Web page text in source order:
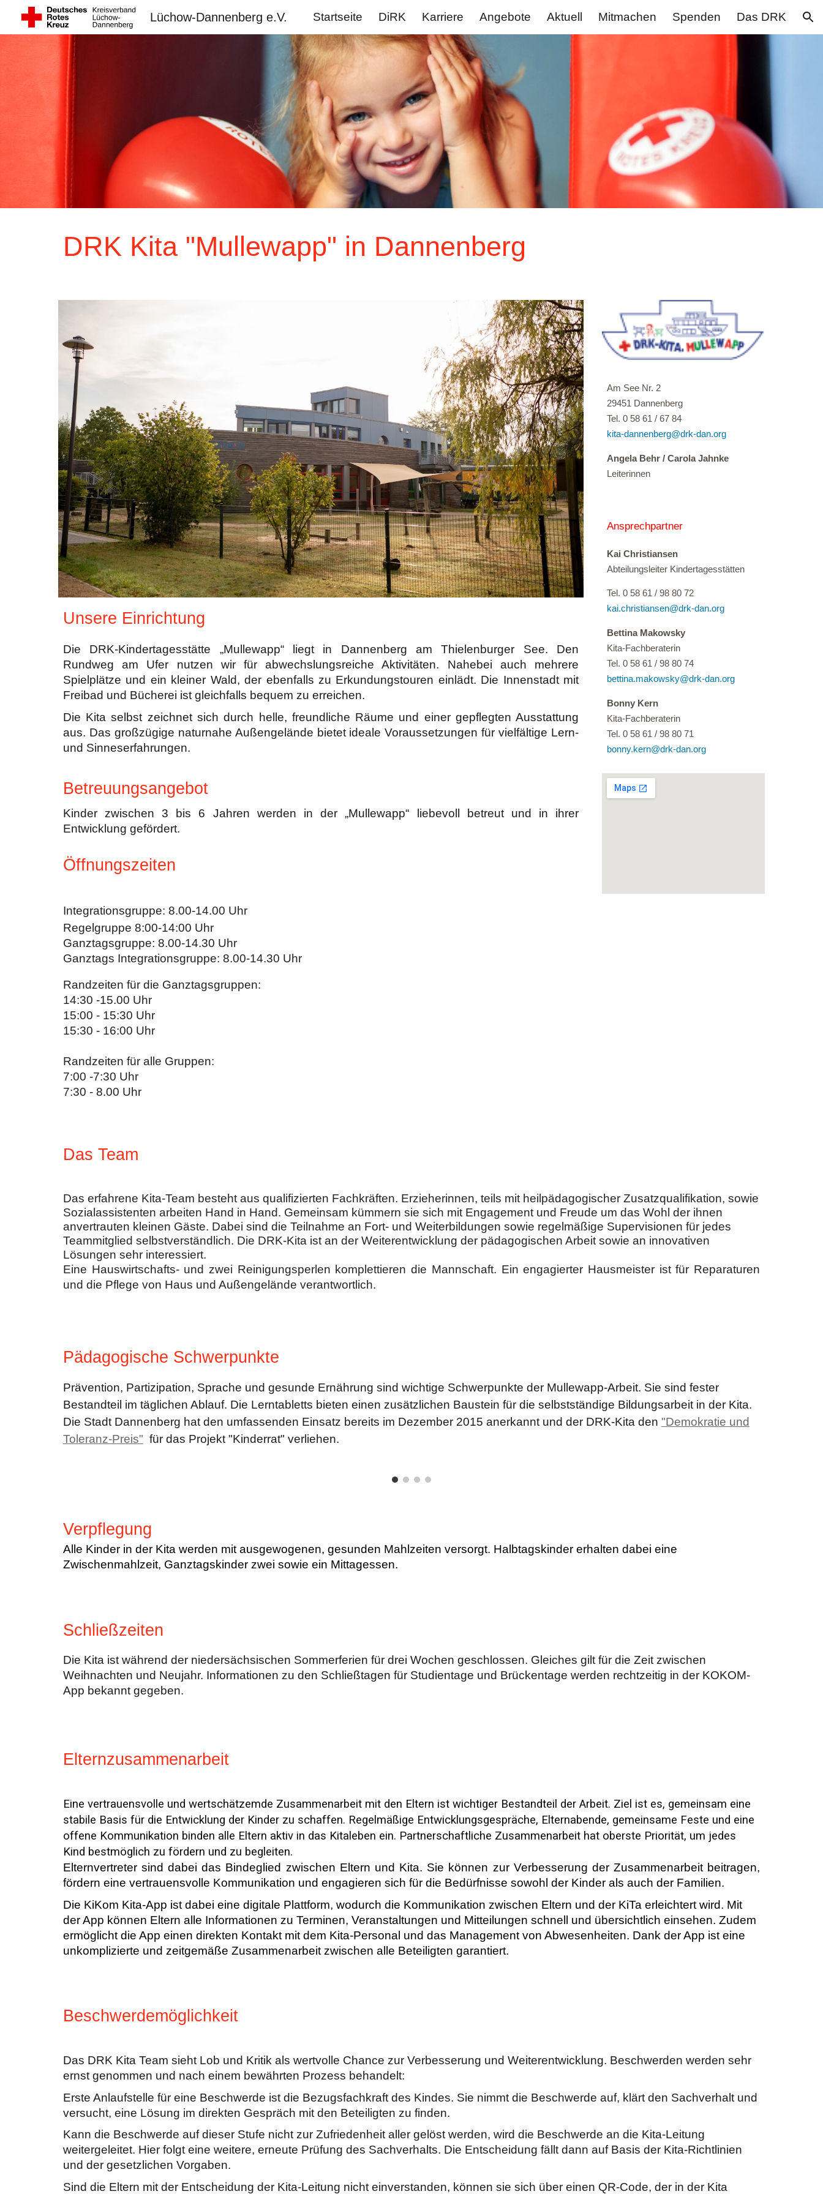
Skip to main content Skip to navigation
Lüchow-Dannenberg e.V. Startseite DiRK Karriere Angebote Aktuell Mitmachen Spenden Das DRK
DRK Kita "Mullewapp" in Dannenberg
Unsere Einrichtung
Die DRK-Kindertagesstätte „Mullewapp“ liegt in Dannenberg am Thielenburger See. Den
Rundweg am Ufer nutzen wir für abwechslungsreiche Aktivitäten. Nahebei auch mehrere
Spielplätze und ein kleiner Wald, der ebenfalls zu Erkundungstouren einlädt. Die Innenstadt mit
Freibad und Bücherei ist gleichfalls bequem zu erreichen.
Die Kita selbst zeichnet sich durch helle, freundliche Räume und einer gepflegten Ausstattung
aus. Das großzügige naturnahe Außengelände bietet ideale Voraussetzungen für vielfältige Lern-
und Sinneserfahrungen.
Betreuungsangebot
Kinder zwischen 3 bis 6 Jahren werden in der „Mullewapp“ liebevoll betreut und in ihrer
Entwicklung gefördert.
Öffnungszeiten
Integrationsgruppe: 8.00-14.00 Uhr
Regelgruppe 8:00-14:00 Uhr
Ganztagsgruppe: 8.00-14.30 Uhr
Ganztags Integrationsgruppe: 8.00-14.30 Uhr
Randzeiten für die Ganztagsgruppen:
14:30 -15.00 Uhr
15:00 - 15:30 Uhr
15:30 - 16:00 Uhr
Randzeiten für alle Gruppen:
7:00 -7:30 Uhr
7:30 - 8.00 Uhr
Am See Nr. 2
29451 Dannenberg
Tel. 0 58 61 / 67 84
kita-dannenberg@drk-dan.org
Angela Behr / Carola Jahnke
Leiterinnen
Ansprechpartner
Kai Christiansen
Abteilungsleiter Kindertagesstätten
Tel. 0 58 61 / 98 80 72
kai.christiansen@drk-dan.org
Bettina Makowsky
Kita-Fachberaterin
Tel. 0 58 61 / 98 80 74
bettina.makowsky@drk-dan.org
Bonny Kern
Kita-Fachberaterin
Tel. 0 58 61 / 98 80 71
bonny.kern@drk-dan.org
Das Team
Das erfahrene Kita-Team besteht aus qualifizierten Fachkräften. Erzieherinnen, teils mit heilpädagogischer Zusatzqualifikation, sowie
Sozialassistenten arbeiten Hand in Hand. Gemeinsam kümmern sie sich mit Engagement und Freude um das Wohl der ihnen
anvertrauten kleinen Gäste. Dabei sind die Teilnahme an Fort- und Weiterbildungen sowie regelmäßige Supervisionen für jedes
Teammitglied selbstverständlich. Die DRK-Kita ist an der Weiterentwicklung der pädagogischen Arbeit sowie an innovativen
Lösungen sehr interessiert.
Eine Hauswirtschafts- und zwei Reinigungsperlen komplettieren die Mannschaft. Ein engagierter Hausmeister ist für Reparaturen
und die Pflege von Haus und Außengelände verantwortlich.
Pädagogische Schwerpunkte
Prävention, Partizipation, Sprache und gesunde Ernährung sind wichtige Schwerpunkte der Mullewapp-Arbeit. Sie sind fester
Bestandteil im täglichen Ablauf. Die Lerntabletts bieten einen zusätzlichen Baustein für die selbstständige Bildungsarbeit in der Kita.
Die Stadt Dannenberg hat den umfassenden Einsatz bereits im Dezember 2015 anerkannt und der DRK-Kita den "Demokratie und
Toleranz-Preis" für das Projekt "Kinderrat" verliehen.
Verpflegung
Alle Kinder in der Kita werden mit ausgewogenen, gesunden Mahlzeiten versorgt. Halbtagskinder erhalten dabei eine
Zwischenmahlzeit, Ganztagskinder zwei sowie ein Mittagessen.
Schließzeiten
Die Kita ist während der niedersächsischen Sommerferien für drei Wochen geschlossen. Gleiches gilt für die Zeit zwischen
Weihnachten und Neujahr. Informationen zu den Schließtagen für Studientage und Brückentage werden rechtzeitig in der KOKOM-
App bekannt gegeben.
Elternzusammenarbeit
Eine vertrauensvolle und wertschätzemde Zusammenarbeit mit den Eltern ist wichtiger Bestandteil der Arbeit. Ziel ist es, gemeinsam eine
stabile Basis für die Entwicklung der Kinder zu schaffen. Regelmäßige Entwicklungsgespräche, Elternabende, gemeinsame Feste und eine
offene Kommunikation binden alle Eltern aktiv in das Kitaleben ein. Partnerschaftliche Zusammenarbeit hat oberste Priorität, um jedes
Kind bestmöglich zu fördern und zu begleiten.
Elternvertreter sind dabei das Bindeglied zwischen Eltern und Kita. Sie können zur Verbesserung der Zusammenarbeit beitragen,
fördern eine vertrauensvolle Kommunikation und engagieren sich für die Bedürfnisse sowohl der Kinder als auch der Familien.
Die KiKom Kita-App ist dabei eine digitale Plattform, wodurch die Kommunikation zwischen Eltern und der KiTa erleichtert wird. Mit
der App können Eltern alle Informationen zu Terminen, Veranstaltungen und Mitteilungen schnell und übersichtlich einsehen. Zudem
ermöglicht die App einen direkten Kontakt mit dem Kita-Personal und das Management von Abwesenheiten. Dank der App ist eine
unkomplizierte und zeitgemäße Zusammenarbeit zwischen alle Beteiligten garantiert.
Beschwerdemöglichkeit
Das DRK Kita Team sieht Lob und Kritik als wertvolle Chance zur Verbesserung und Weiterentwicklung. Beschwerden werden sehr
ernst genommen und nach einem bewährten Prozess behandelt:
Erste Anlaufstelle für eine Beschwerde ist die Bezugsfachkraft des Kindes. Sie nimmt die Beschwerde auf, klärt den Sachverhalt und
versucht, eine Lösung im direkten Gespräch mit den Beteiligten zu finden.
Kann die Beschwerde auf dieser Stufe nicht zur Zufriedenheit aller gelöst werden, wird die Beschwerde an die Kita-Leitung
weitergeleitet. Hier folgt eine weitere, erneute Prüfung des Sachverhalts. Die Entscheidung fällt dann auf Basis der Kita-Richtlinien
und der gesetzlichen Vorgaben.
Sind die Eltern mit der Entscheidung der Kita-Leitung nicht einverstanden, können sie sich über einen QR-Code, der in der Kita